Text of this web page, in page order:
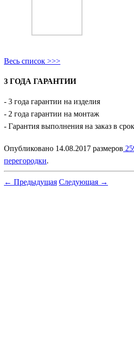
Весь список >>>
3 ГОДА ГАРАНТИИ
- 3 года гарантии на изделия
- 2 года гарантии на монтаж
- Гарантия выполнения на заказ в
Опубликовано 14.08.2017 размеров
перегородки.
← Предыдущая Следующая →